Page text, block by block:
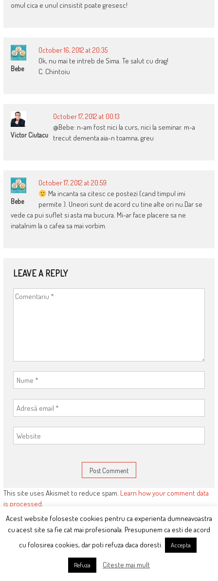
omul cica e unul cinsistit poate gresesc!
Bebe
October 16, 2012 at 20:35
Ok, nu mai te intreb de Sima. Te salut cu drag!
C. Chintoiu
Victor Ciutacu
October 17, 2012 at 00:13
@Bebe: n-am fost nici la curs, nici la seminar. m-a
trecut dementa aia-n toamna, greu
Bebe
October 17, 2012 at 20:59
Ma incanta sa citesc ce postezi (cand timpul imi
permite ). Uneori sunt de acord cu tine alte ori nu.Dar se
vede ca pui suflet si asta ma bucura. Mi-ar face placere sa ne
inatalnim la o cafea sa mai vorbim.
LEAVE A REPLY
This site uses Akismet to reduce spam. Learn how your comment data
is processed.
Orban duce PNL la groapa pe
Acest website foloseste cookies pentru ca experienta dumneavoastra
cu acest site sa fie cat mai profesionala. Presupunem ca esti de acord
cu folosirea cookies, dar poti refuza daca doresti.
Accepta
Refuza Citeste mai mult